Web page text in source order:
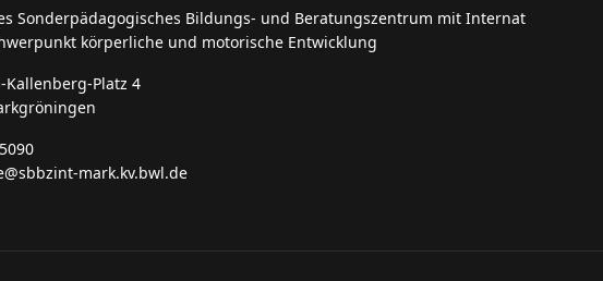
Sonderpädagogisches Bildungs- und Beratungszentrum mit Internat
körperliche und motorische Entwicklung
Kallenberg-Platz 4
mark.kv.bwl.de